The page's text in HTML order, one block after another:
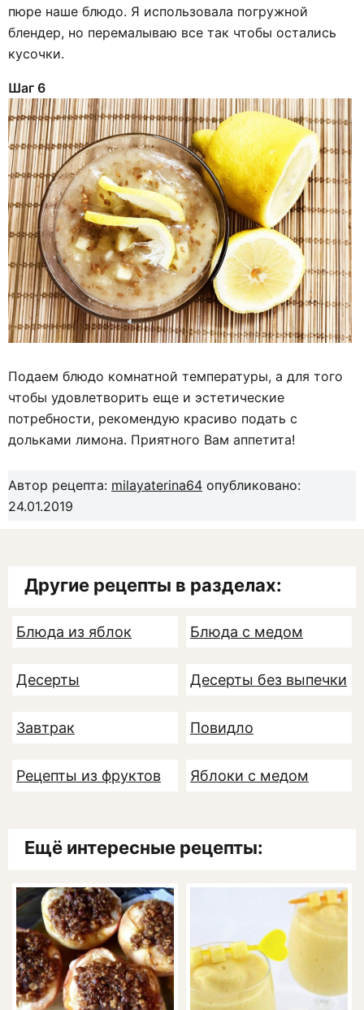
пюре наше блюдо. Я использовала погружной
блендер, но перемалываю все так чтобы остались
кусочки.
Шаг 6
Подаем блюдо комнатной температуры, а для того
чтобы удовлетворить еще и эстетические
потребности, рекомендую красиво подать с
дольками лимона. Приятного Вам аппетита!
Автор рецепта: milayaterina64 опубликовано:
24.01.2019
Другие рецепты в разделах:
Блюда из яблок Блюда с медом
Десерты Десерты без выпечки
Завтрак Повидло
Рецепты из фруктов Яблоки с медом
Ещё интересные рецепты: